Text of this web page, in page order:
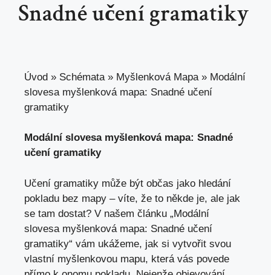
Snadné učení gramatiky
Úvod » Schémata» Myšlenková Mapa» Modální
slovesa myšlenková mapa: Snadné učení
gramatiky
Modální‍ slovesa ⁢myšlenková mapa: Snadné
⁤učení gramatiky
Učení gramatiky⁣ může být občas jako​ hledání
pokladu‍ bez mapy –⁤ víte, že to ​někde ⁤je, ale jak
se ‌tam dostat? V našem článku „Modální
slovesa​ myšlenková ​mapa:‍ Snadné učení
gramatiky“ ‌ vám ukážeme, jak si vytvořit⁢ svou
⁢vlastní myšlenkovou mapu, která vás povede⁣